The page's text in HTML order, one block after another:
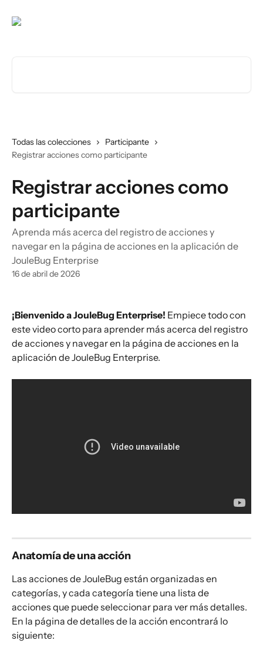
Todas las colecciones
Participante
Registrar acciones como participante
Registrar acciones como
participante
Aprenda más acerca del registro de acciones y
navegar en la página de acciones en la aplicación de
JouleBug Enterprise
16 de abril de 2026
¡Bienvenido a JouleBug Enterprise! Empiece todo con
este video corto para aprender más acerca del registro
de acciones y navegar en la página de acciones en la
aplicación de JouleBug Enterprise.
Anatomía de una acción
Las acciones de JouleBug están organizadas en
categorías, y cada categoría tiene una lista de
acciones que puede seleccionar para ver más detalles.
En la página de detalles de la acción encontrará lo
siguiente: